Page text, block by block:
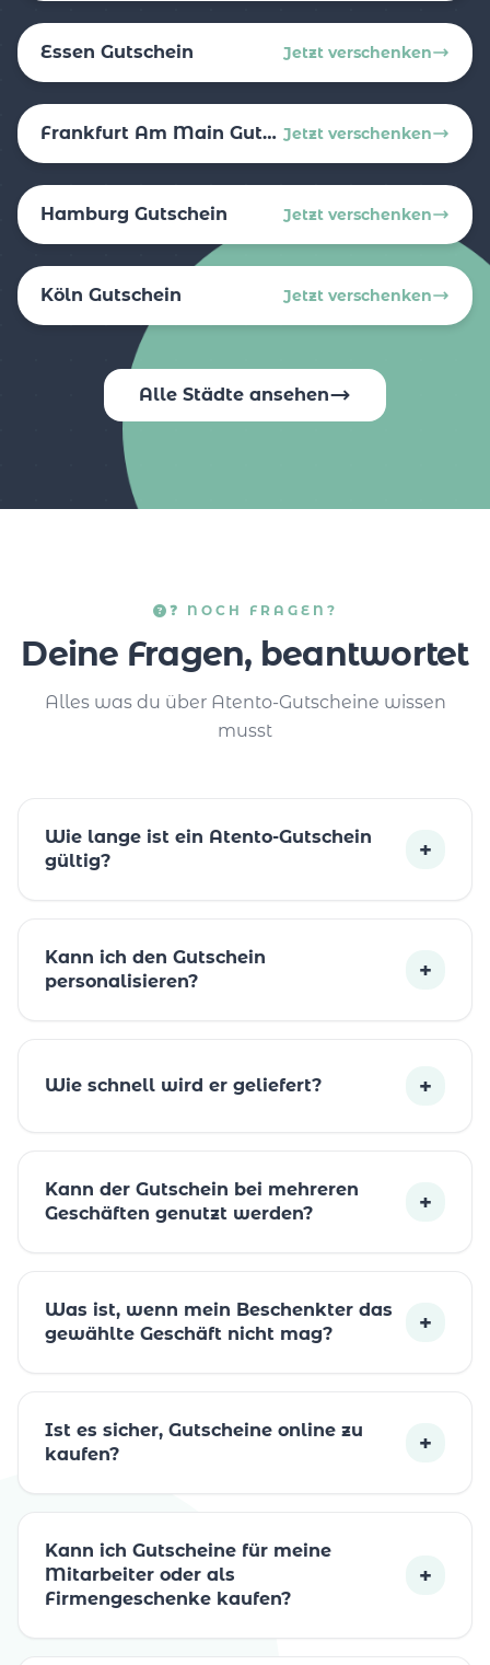
Essen Gutschein Jetzt verschenken
Frankfurt Am Main Gutschein Jetzt verschenken
Hamburg Gutschein Jetzt verschenken
Köln Gutschein Jetzt verschenken
Alle Städte ansehen
❓ NOCH FRAGEN?
Deine Fragen, beantwortet
Alles was du über Atento-Gutscheine wissen
musst
Wie lange ist ein Atento-Gutschein
gültig?
+
Kann ich den Gutschein
personalisieren?
+
Wie schnell wird er geliefert? +
Kann der Gutschein bei mehreren
Geschäften genutzt werden?
+
Was ist, wenn mein Beschenkter das
gewählte Geschäft nicht mag?
+
Ist es sicher, Gutscheine online zu
kaufen?
+
Kann ich Gutscheine für meine
Mitarbeiter oder als
Firmengeschenke kaufen?
+